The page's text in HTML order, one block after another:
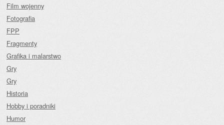
Film wojenny
Fotografia
FPP
Fragmenty
Grafika i malarstwo
Gry
Gry
Historia
Hobby i poradniki
Humor